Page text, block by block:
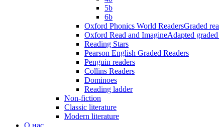
5b
6b
Oxford Phonics World ReadersGraded
Oxford Read and ImagineAdapted
Reading Stars
Pearson English Graded Readers
Penguin readers
Collins Readers
Dominoes
Reading ladder
Non-fiction
Classic literature
Modern literature
О нас